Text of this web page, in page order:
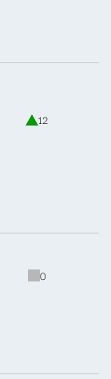
12
0